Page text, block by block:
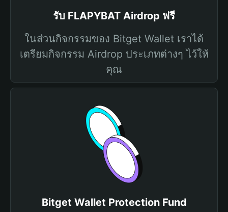
รับ FLAPYBAT Airdrop ฟรี
ในส่วนกิจกรรมของ Bitget Wallet เราได้
เตรียมกิจกรรม Airdrop ประเภทต่างๆ ไว้ให้
คุณ
Bitget Wallet Protection Fund